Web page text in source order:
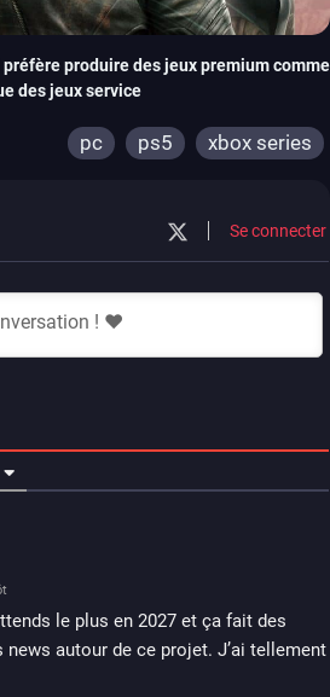
produire des jeux premium comme
des jeux service
pc ps5 xbox series
Se connecter
le plus en 2027 et ça fait des
autour de ce projet. J’ai tellement